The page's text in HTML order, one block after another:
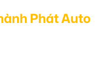
Phát Auto